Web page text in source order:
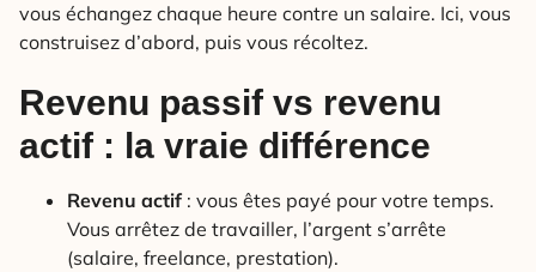
vous échangez chaque heure contre un salaire. Ici, vous
construisez d’abord, puis vous récoltez.
Revenu passif vs revenu
actif : la vraie différence
Revenu actif : vous êtes payé pour votre temps.
Vous arrêtez de travailler, l’argent s’arrête
(salaire, freelance, prestation).